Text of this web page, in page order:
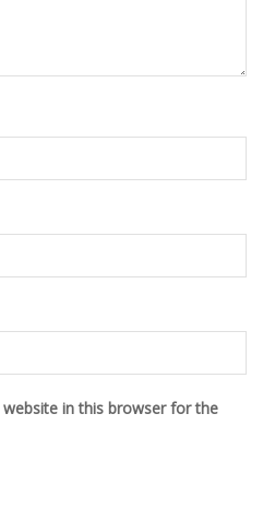
in this browser for the